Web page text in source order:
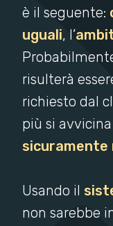
è il seguente:
uguali, l’
risulterà
richiesto dal
più si
sicuramente
Usando il
non sarebbe